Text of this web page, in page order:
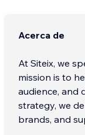
Acerca de
At Siteix, we
mission is to
audience, and
strategy, we
brands, and